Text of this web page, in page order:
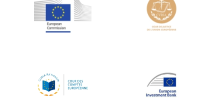
Jean-Louis Schiltz
Jean-Victor Louis
Johnny Åkerholm